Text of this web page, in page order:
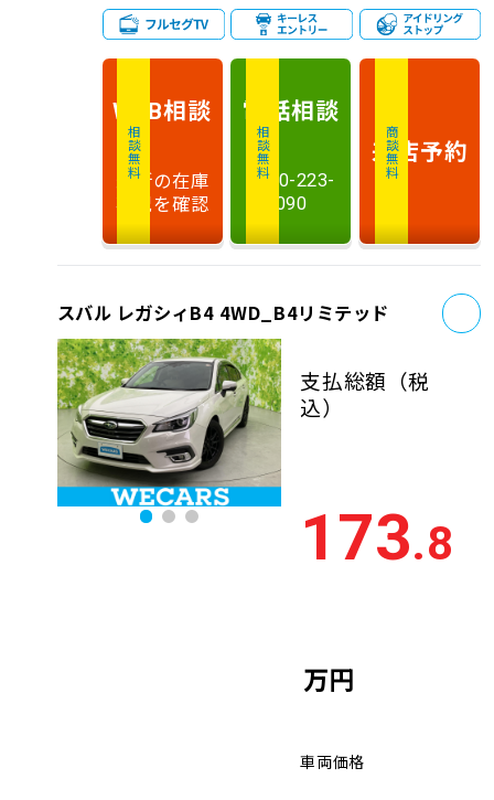
相談無料
WEB相談
最新の在庫
状況を確認
相談無料
電話相談
0120-223-
090
商談無料
来店予約
スバル レガシィB4 4WD_B4リミテッド
支払総額 （税
込）
173.8
万円
車両価格